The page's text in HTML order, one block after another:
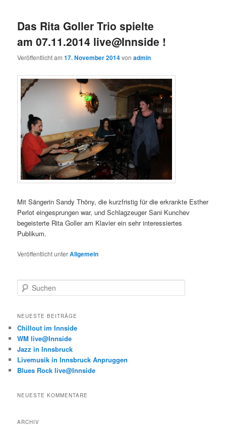
Das Rita Goller Trio spielte
am 07.11.2014 live@Innside !
Veröffentlicht am17. November 2014vonadmin
Mit Sängerin Sandy Thöny, die kurzfristig für die erkrankte Esther
Perlot eingesprungen war, und Schlagzeuger Sani Kunchev
begeisterte Rita Goller am Klavier ein sehr interessiertes
Publikum.
Veröffentlicht unterAllgemein
u
h
n
NEUESTE BEITRÄGE
Chillout im Innside
WM live@Innside
Jazz in Innsbruck
Livemusik in Innsbruck Anpruggen
Blues Rock live@Innside
NEUESTE KOMMENTARE
ARCHIV